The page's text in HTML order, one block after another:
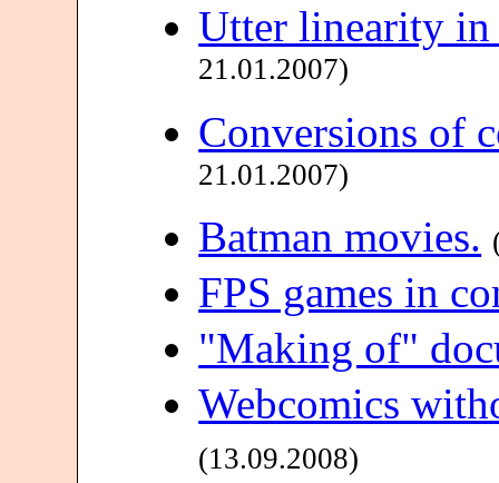
Utter linearity in
21.01.2007)
Conversions of
21.01.2007)
Batman movies.
FPS games in
"Making of"
Webcomics
(13.09.2008)